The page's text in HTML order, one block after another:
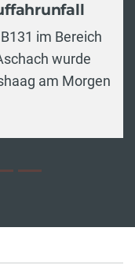
im Bereich
wurde
am Morgen